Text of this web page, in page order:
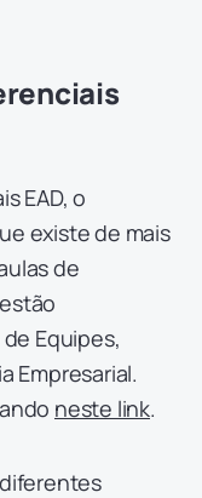
EAD, o
existe de mais
de
Equipes,
Empresarial.
neste link.